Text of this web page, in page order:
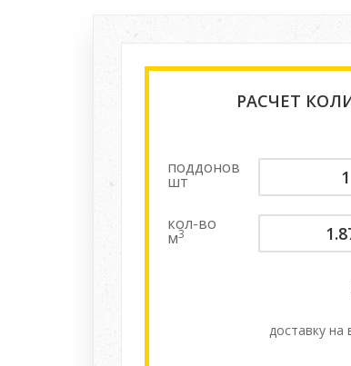
РАСЧЕТ
поддонов
шт
кол-во
м3
доставку на